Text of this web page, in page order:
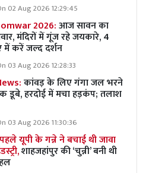
02 Aug 2026 12:29:45
2026:आज सावन का
मंदिरों में गूंज रहे जयकारे, 4
में करें जल्द दर्शन
03 Aug 2026 12:28:33
कांवड़ के लिए गंगा जल भरने
डूबे, हरदोई में मचा हड़कंप; तलाश
03 Aug 2026 11:30:36
यूपी के गन्ने ने बचाई थी जावा
शाहजहांपुर की ‘चुन्नी’ बनी थी